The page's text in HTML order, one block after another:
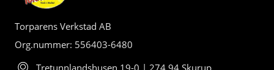
Torparens Verkstad AB
Org.nummer: 556403-6480
Tretunnlandshusen 19-0 | 274 94 Skurup